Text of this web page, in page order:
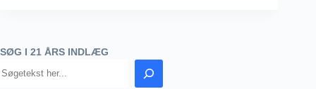
SØG I 21 ÅRS INDLÆG